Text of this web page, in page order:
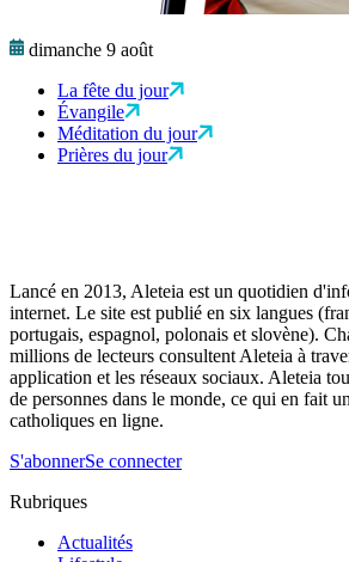
dimanche 9 août
La fête du jour
Évangile
Méditation du jour
Prières du jour
Lancé en 2013, Aleteia est un quotidien
internet. Le site est publié en six langues
portugais, espagnol, polonais et slovène).
millions de lecteurs consultent Aleteia à
application et les réseaux sociaux. Aleteia
de personnes dans le monde, ce qui en fait
catholiques en ligne.
S'abonnerSe connecter
Rubriques
Actualités